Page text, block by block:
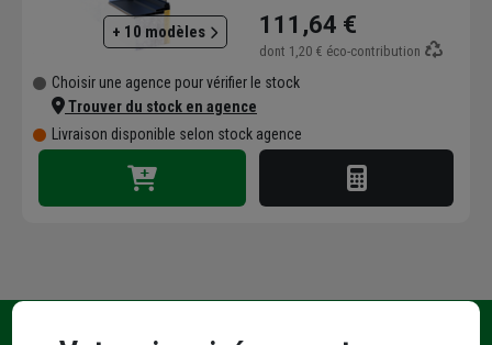
développement.
Membre de la French Fab.
+ 10 modèles 111,64 €
dont 1,20 € éco-contribution
Choisir une agence pour vérifier le stock
Trouver du stock en agence
Livraison disponible selon stock agence